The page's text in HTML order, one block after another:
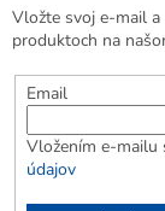
Vložte svoj e-mail a
produktoch na
Email
Vložením e-mailu
údajov